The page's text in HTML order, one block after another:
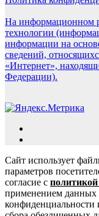
На информационном
технологии
информации на
сведений,
«Интернет»,
Федерации).
Сайт использует
параметров
согласие с
применением данных
конфиденциальности